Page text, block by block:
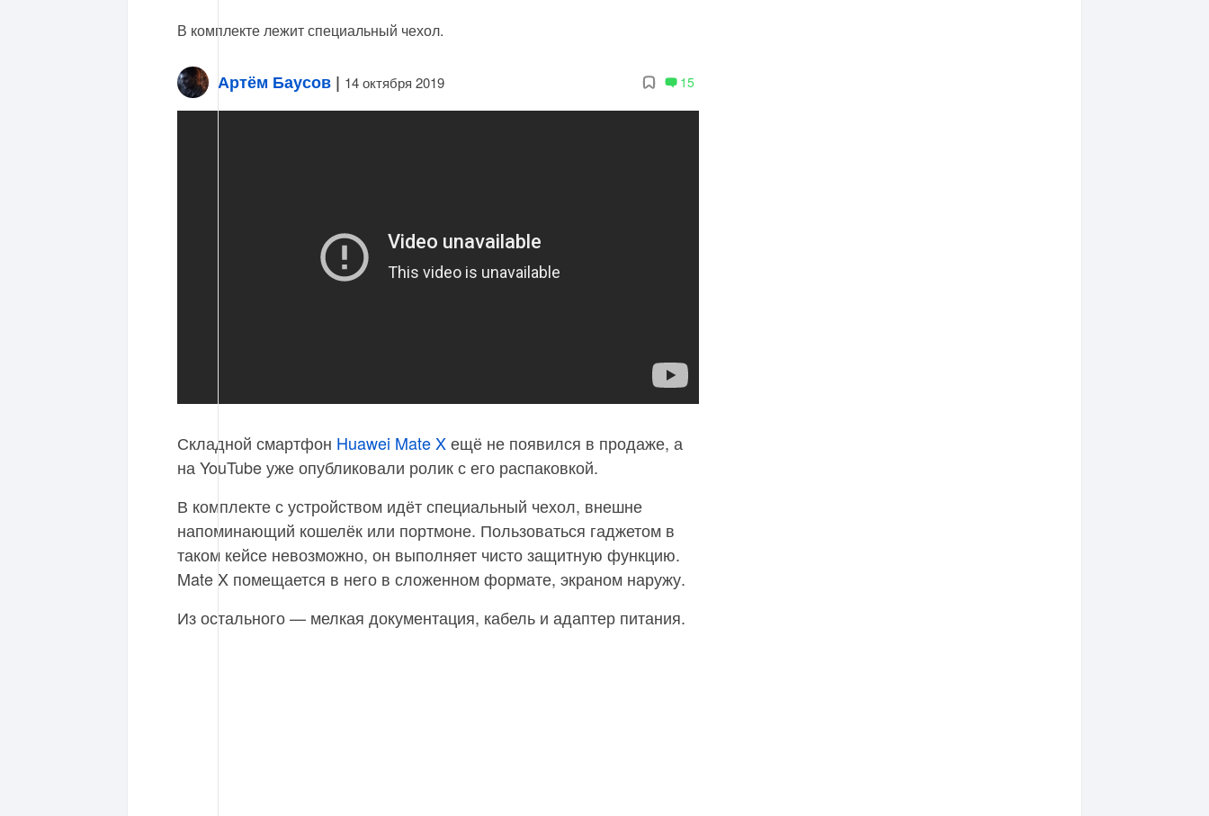
В комплекте лежит специальный чехол.
Артём Баусов | 14 октября 2019 15
Складной смартфон Huawei Mate Xещё не появился в продаже, а
на YouTube уже опубликовали ролик с его распаковкой.
В комплекте с устройством идёт специальный чехол, внешне
напоминающий кошелёк или портмоне. Пользоваться гаджетом в
таком кейсе невозможно, он выполняет чисто защитную функцию.
Mate X помещается в него в сложенном формате, экраном наружу.
Из остального — мелкая документация, кабель и адаптер питания.